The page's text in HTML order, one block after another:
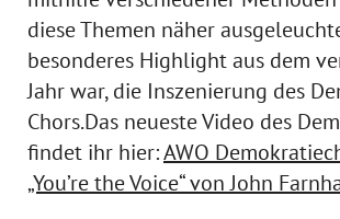
diese Themen näher
besonderes Highlight aus dem
Jahr war, die Inszenierung des
Chors.Das neueste Video des
findet ihr hier:AWO
„You’re the Voice“ von John